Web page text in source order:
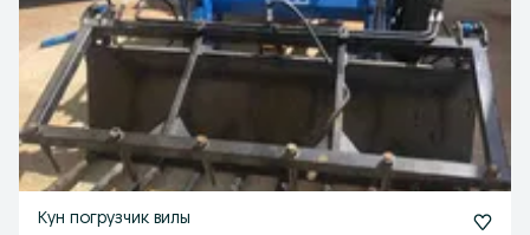
Кун погрузчик вилы